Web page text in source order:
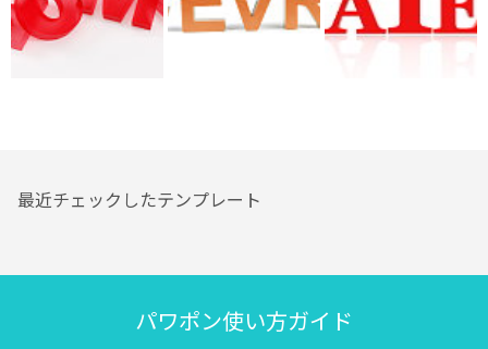
最近チェックしたテンプレート
パワポン使い方ガイド